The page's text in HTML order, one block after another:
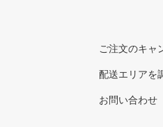
ご注文のキャ
配送エリアを
お問い合わせ